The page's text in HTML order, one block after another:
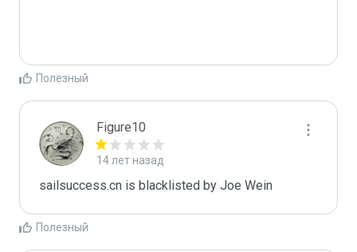
Полезный
Figure10
14 лет назад
sailsuccess.cn is blacklisted by Joe Wein
Полезный